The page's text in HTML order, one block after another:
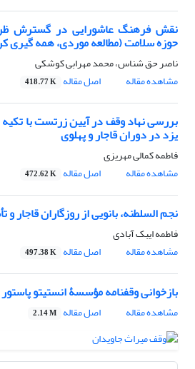
نقش فرهنگ عاشورایی در گسترش
حوزه سلامت (مطالعه موردی، همه گیری
ناصر حق شناس، محمد مهرابی کوشکی
مشاهده مقاله
اصل مقاله 418.77 K
بررسی نهاد وقف در آیین زرتست با
یزد در دوران قاجار و پهلوی
فاطمه کمالی مهریزی
مشاهده مقاله
اصل مقاله 472.62 K
نجم السلطنه، بانویی از روزگاران قاجار
فاطمه ایبک آبادی
مشاهده مقاله
اصل مقاله 497.38 K
بازخوانی وقفنامه مؤسسۀ انستیتو
مشاهده مقاله اصل مقاله 2.14 M